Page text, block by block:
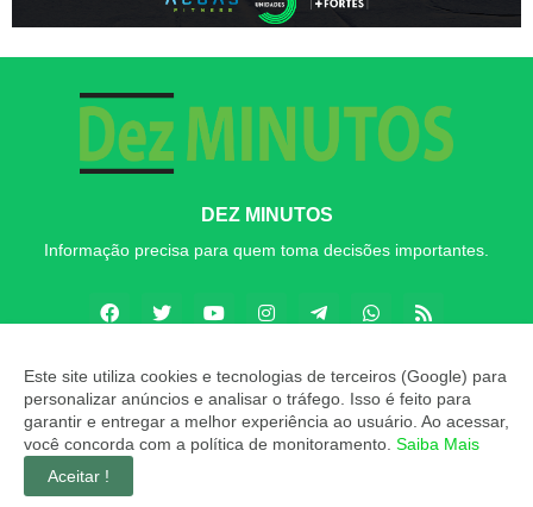
DEZ MINUTOS
Informação precisa para quem toma decisões importantes.
Copyright ©2026Dez MINUTOS
INÍCIO SOBRE CONTATO LGPD
EXPEDIENTE
EDITORIAL
Este site utiliza cookies e tecnologias de terceiros (Google) para
personalizar anúncios e analisar o tráfego. Isso é feito para
garantir e entregar a melhor experiência ao usuário. Ao acessar,
você concorda com a política de monitoramento. Saiba Mais
Aceitar !